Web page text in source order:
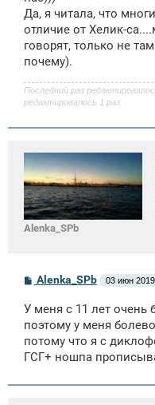
Да, я читала, что
отличие от Хелик-
говорят, только не
почему).
Последний раз
редактировалось 1 раз.
Alenka_SPb
С
б
щ
н
и
Alenka_SPb 03 июн
У меня с 11 лет
поэтому у меня
потому что я с
ГСГ+ ношпа